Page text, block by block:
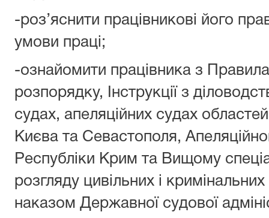
-роз’яснити працівникові його
умови праці;
-ознайомити працівника з
розпорядку, Інструкції з
судах, апеляційних судах
Києва та Севастополя,
Республіки Крим та Вищому
розгляду цивільних і
наказом Державної судової